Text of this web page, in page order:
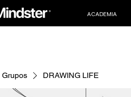
ACADEMIA
Grupos DRAWING LIFE